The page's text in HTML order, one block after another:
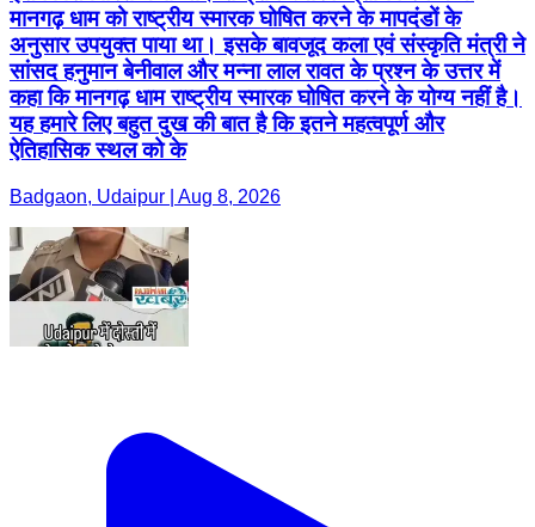
मानगढ़ धाम को राष्ट्रीय स्मारक घोषित करने के मापदंडों के
अनुसार उपयुक्त पाया था। इसके बावजूद कला एवं संस्कृति मंत्री ने
सांसद हनुमान बेनीवाल और मन्ना लाल रावत के प्रश्न के उत्तर में
कहा कि मानगढ़ धाम राष्ट्रीय स्मारक घोषित करने के योग्य नहीं है।
यह हमारे लिए बहुत दुख की बात है कि इतने महत्वपूर्ण और
ऐतिहासिक स्थल को के
Badgaon, Udaipur | Aug 8, 2026